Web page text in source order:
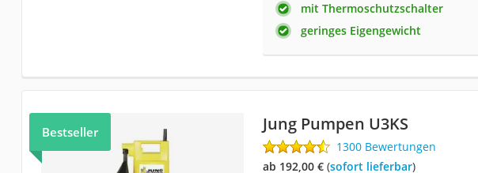
mit Thermoschutzschalter
geringes Eigengewicht
Bestseller Jung Pumpen U3KS
1300 Bewertungen
ab 192,00 €( Sofort lieferbar)